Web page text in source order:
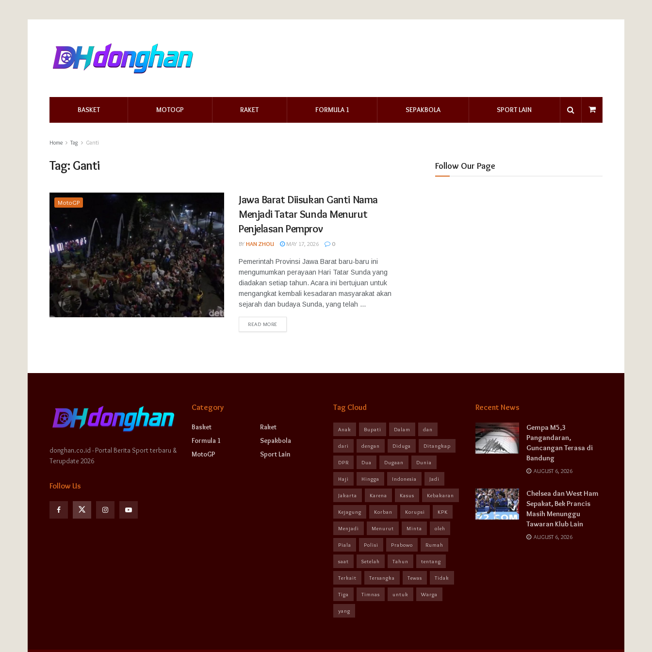
BASKET MOTOGP RAKET FORMULA 1 SEPAKBOLA SPORT LAIN
Home Tag Ganti
Tag: Ganti
MotoGP
Jawa Barat Diisukan Ganti Nama
Menjadi Tatar Sunda Menurut
Penjelasan Pemprov
BY HAN ZHOU MAY 17, 2026 0
Pemerintah Provinsi Jawa Barat baru-baru ini
mengumumkan perayaan Hari Tatar Sunda yang
diadakan setiap tahun. Acara ini bertujuan untuk
mengangkat kembali kesadaran masyarakat akan
sejarah dan budaya Sunda, yang telah ...
READ MORE
Follow Our Page
donghan.co.id - Portal Berita Sport terbaru &
Terupdate 2026
Follow Us
Category
Basket
Formula 1
MotoGP
Raket
Sepakbola
Sport Lain
Tag Cloud
Anak Bupati Dalam dan
dari dengan Diduga Ditangkap
DPR Dua Dugaan Dunia
Haji Hingga Indonesia Jadi
Jakarta Karena Kasus Kebakaran
Kejagung Korban Korupsi KPK
Menjadi Menurut Minta oleh
Piala Polisi Prabowo Rumah
saat Setelah Tahun tentang
Terkait Tersangka Tewas Tidak
Tiga Timnas untuk Warga
yang
Recent News
Gempa M5,3
Pangandaran,
Guncangan Terasa di
Bandung
AUGUST 6, 2026
Chelsea dan West Ham
Sepakat, Bek Prancis
Masih Menunggu
Tawaran Klub Lain
AUGUST 6, 2026